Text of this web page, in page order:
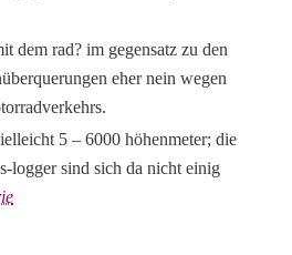
dem rad? im gegensatz zu den
eher nein wegen
5 – 6000 höhenmeter; die
logger sind sich da nicht einig